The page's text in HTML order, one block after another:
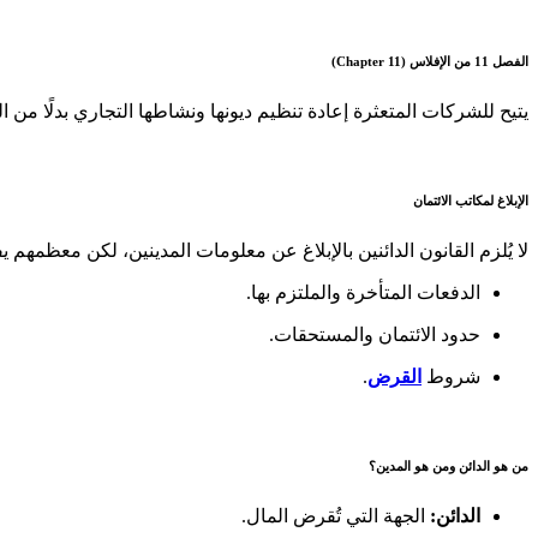
الفصل 11 من الإفلاس (Chapter 11)
يتيح للشركات المتعثرة إعادة تنظيم ديونها ونشاطها التجاري بدلًا
الإبلاغ لمكاتب الائتمان
لا يُلزم القانون الدائنين بالإبلاغ عن معلومات المدينين، لكن
الدفعات المتأخرة والملتزم بها.
حدود الائتمان والمستحقات.
شروط القرض.
من هو الدائن ومن هو المدين؟
الدائن: الجهة التي تُقرض المال.